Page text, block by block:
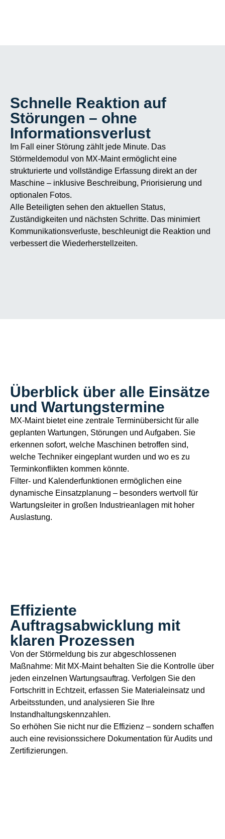
Schnelle Reaktion auf
Störungen – ohne
Informationsverlust
Im Fall einer Störung zählt jede Minute. Das
Störmeldemodul von MX-Maint ermöglicht eine
strukturierte und vollständige Erfassung direkt an der
Maschine – inklusive Beschreibung, Priorisierung und
optionalen Fotos.
Alle Beteiligten sehen den aktuellen Status,
Zuständigkeiten und nächsten Schritte. Das minimiert
Kommunikationsverluste, beschleunigt die Reaktion und
verbessert die Wiederherstellzeiten.
Überblick über alle Einsätze
und Wartungstermine
MX-Maint bietet eine zentrale Terminübersicht für alle
geplanten Wartungen, Störungen und Aufgaben. Sie
erkennen sofort, welche Maschinen betroffen sind,
welche Techniker eingeplant wurden und wo es zu
Terminkonflikten kommen könnte.
Filter- und Kalenderfunktionen ermöglichen eine
dynamische Einsatzplanung – besonders wertvoll für
Wartungsleiter in großen Industrieanlagen mit hoher
Auslastung.
Effiziente
Auftragsabwicklung mit
klaren Prozessen
Von der Störmeldung bis zur abgeschlossenen
Maßnahme: Mit MX-Maint behalten Sie die Kontrolle über
jeden einzelnen Wartungsauftrag. Verfolgen Sie den
Fortschritt in Echtzeit, erfassen Sie Materialeinsatz und
Arbeitsstunden, und analysieren Sie Ihre
Instandhaltungskennzahlen.
So erhöhen Sie nicht nur die Effizienz – sondern schaffen
auch eine revisionssichere Dokumentation für Audits und
Zertifizierungen.